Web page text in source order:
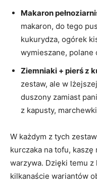
Makaron
makaron, do tego
kukurydza, ogórek
wymieszane, polane
Ziemniaki + pierś z
zestaw, ale w
duszony zamiast
z kapusty, marchewki
W każdym z tych
kurczaka na tofu,
warzywa. Dzięki temu z
kilkanaście wariantów